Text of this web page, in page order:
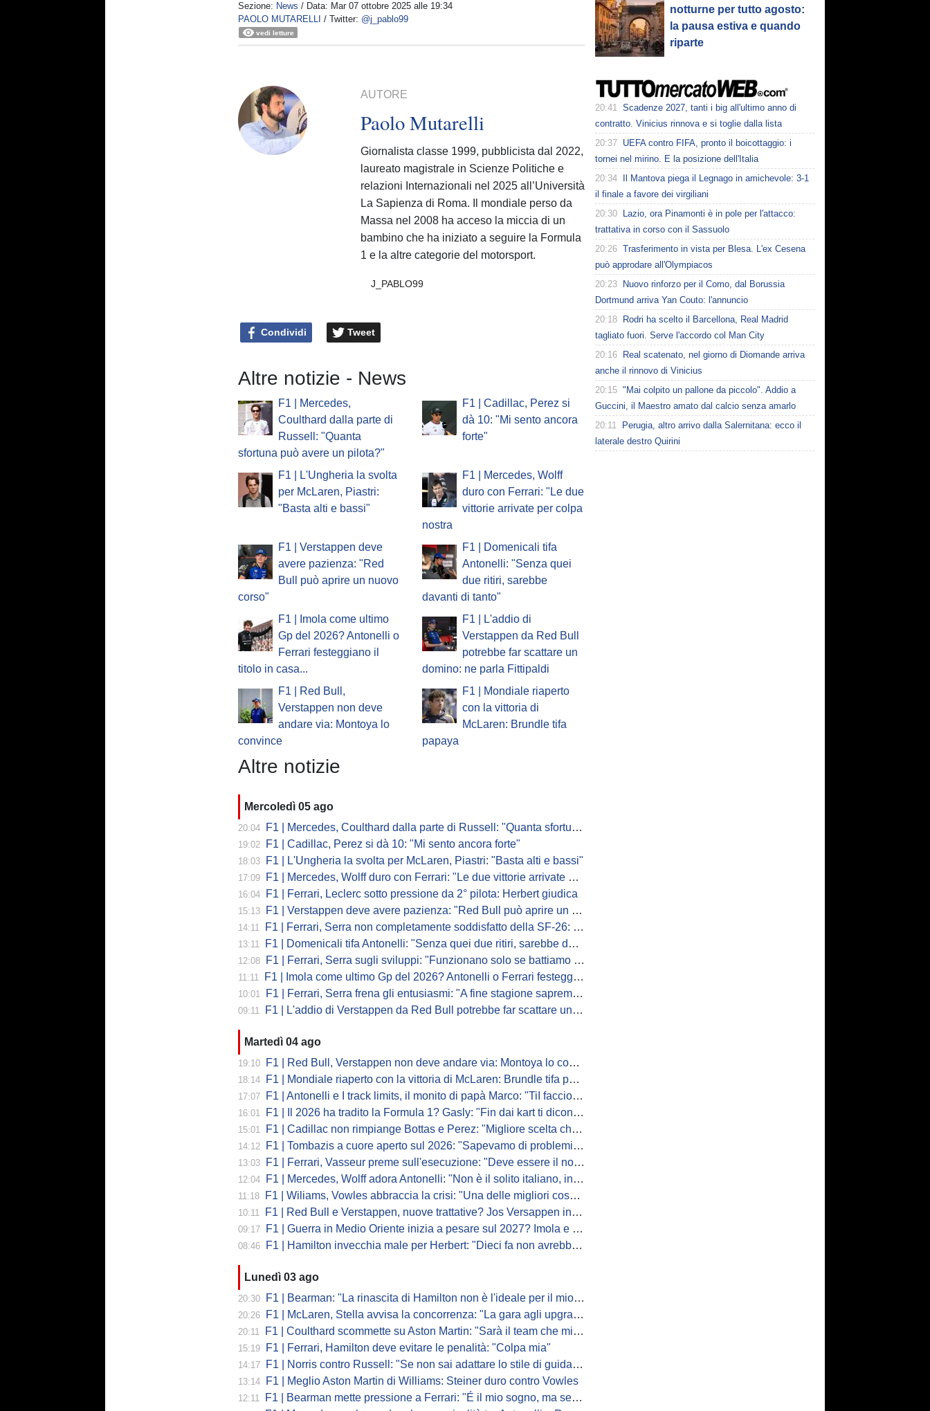
Sezione: News / Data: Mar 07 ottobre 2025 alle 19:34
PAOLO MUTARELLI / Twitter: @j_pablo99
vedi letture
AUTORE
Paolo Mutarelli
Giornalista classe 1999, pubblicista dal 2022,
laureato magistrale in Scienze Politiche e
relazioni Internazionali nel 2025 all’Università
La Sapienza di Roma. Il mondiale perso da
Massa nel 2008 ha acceso la miccia di un
bambino che ha iniziato a seguire la Formula
1 e la altre categorie del motorsport.
J_PABLO99
Condividi Tweet
Altre notizie - News
F1 | Mercedes,
Coulthard dalla parte di
Russell: "Quanta
sfortuna può avere un pilota?"
F1 | Cadillac, Perez si
dà 10: "Mi sento ancora
forte"
F1 | L'Ungheria la svolta
per McLaren, Piastri:
"Basta alti e bassi"
F1 | Mercedes, Wolff
duro con Ferrari: "Le due
vittorie arrivate per colpa
nostra
F1 | Verstappen deve
avere pazienza: "Red
Bull può aprire un nuovo
corso"
F1 | Domenicali tifa
Antonelli: "Senza quei
due ritiri, sarebbe
davanti di tanto"
F1 | Imola come ultimo
Gp del 2026? Antonelli o
Ferrari festeggiano il
titolo in casa...
F1 | L'addio di
Verstappen da Red Bull
potrebbe far scattare un
domino: ne parla Fittipaldi
F1 | Red Bull,
Verstappen non deve
andare via: Montoya lo
convince
F1 | Mondiale riaperto
con la vittoria di
McLaren: Brundle tifa
papaya
Altre notizie
Mercoledì 05 ago
20:04 F1 | Mercedes, Coulthard dalla parte di Russell: "Quanta sfortuna può avere un pilota?"
19:02 F1 | Cadillac, Perez si dà 10: "Mi sento ancora forte"
18:03 F1 | L'Ungheria la svolta per McLaren, Piastri: "Basta alti e bassi"
17:09 F1 | Mercedes, Wolff duro con Ferrari: "Le due vittorie arrivate per colpa nostra
16:04 F1 | Ferrari, Leclerc sotto pressione da 2° pilota: Herbert giudica
15:13 F1 | Verstappen deve avere pazienza: "Red Bull può aprire un nuovo corso"
14:11 F1 | Ferrari, Serra non completamente soddisfatto della SF-26: "Non è solo la mia macchina"
13:11 F1 | Domenicali tifa Antonelli: "Senza quei due ritiri, sarebbe davanti di tanto"
12:08 F1 | Ferrari, Serra sugli sviluppi: "Funzionano solo se battiamo gli altri"
11:11 F1 | Imola come ultimo Gp del 2026? Antonelli o Ferrari festeggiano il titolo in casa...
10:01 F1 | Ferrari, Serra frena gli entusiasmi: "A fine stagione sapremo se SF-26 è forte"
09:11 F1 | L'addio di Verstappen da Red Bull potrebbe far scattare un domino: ne parla Fittipaldi
Martedì 04 ago
19:10 F1 | Red Bull, Verstappen non deve andare via: Montoya lo convince
18:14 F1 | Mondiale riaperto con la vittoria di McLaren: Brundle tifa papaya
17:07 F1 | Antonelli e I track limits, il monito di papà Marco: "TiI faccio fare la fine della gallina"
16:01 F1 | Il 2026 ha tradito la Formula 1? Gasly: "Fin dai kart ti dicono di non alzare il piede dal gas"
15:01 F1 | Cadillac non rimpiange Bottas e Perez: "Migliore scelta che potessimo fare"
14:12 F1 | Tombazis a cuore aperto sul 2026: "Sapevamo di problemi, ma serviva un accordo"
13:03 F1 | Ferrari, Vasseur preme sull'esecuzione: "Deve essere il nostro punto di forza"
12:04 F1 | Mercedes, Wolff adora Antonelli: "Non è il solito italiano, in bolla quando guida"
11:18 F1 | Wiliams, Vowles abbraccia la crisi: "Una delle migliori cose che potevano capitare"
10:11 F1 | Red Bull e Verstappen, nuove trattative? Jos Versappen insorge contro i giornalisti
09:17 F1 | Guerra in Medio Oriente inizia a pesare sul 2027? Imola e Barcellona osservano
08:46 F1 | Hamilton invecchia male per Herbert: "Dieci fa non avrebbe preso queste penalità"
Lunedì 03 ago
20:30 F1 | Bearman: "La rinascita di Hamilton non è l'ideale per il mio futuro in Ferrari"
20:26 F1 | McLaren, Stella avvisa la concorrenza: "La gara agli upgrade è appena iniziata"
20:11 F1 | Coulthard scommette su Aston Martin: "Sarà il team che migliorerà di più"
15:19 F1 | Ferrari, Hamilton deve evitare le penalità: "Colpa mia"
14:17 F1 | Norris contro Russell: "Se non sai adattare lo stile di guida, perdi"
13:14 F1 | Meglio Aston Martin di Williams: Steiner duro contro Vowles
12:11 F1 | Bearman mette pressione a Ferrari: "É il mio sogno, ma se il sedile non sarà libero..."
notturne per tutto agosto:
la pausa estiva e quando
riparte
20:41 Scadenze 2027, tanti i big all'ultimo anno di
contratto. Vinicius rinnova e si toglie dalla lista
20:37 UEFA contro FIFA, pronto il boicottaggio: i
tornei nel mirino. E la posizione dell'Italia
20:34
Il Mantova piega il Legnago in amichevole: 3-1
il finale a favore dei virgiliani
20:30
Lazio, ora Pinamonti è in pole per l'attacco:
trattativa in corso con il Sassuolo
20:26 Trasferimento in vista per Blesa. L'ex Cesena
può approdare all'Olympiacos
20:23
Nuovo rinforzo per il Como, dal Borussia
Dortmund arriva Yan Couto: l'annuncio
20:18
Rodri ha scelto il Barcellona, Real Madrid
tagliato fuori. Serve l'accordo col Man City
20:16
Real scatenato, nel giorno di Diomande arriva
anche il rinnovo di Vinicius
20:15 "Mai colpito un pallone da piccolo". Addio a
Guccini, il Maestro amato dal calcio senza amarlo
20:11
Perugia, altro arrivo dalla Salernitana: ecco il
laterale destro Quirini